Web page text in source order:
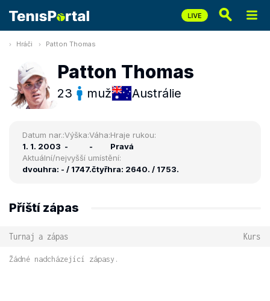
Hráči Patton Thomas
Patton Thomas
23 muž Austrálie
Datum nar.:
1. 1. 2003
Výška:
-
Váha:
-
Hraje rukou:
Pravá
Aktuální/nejvyšší umístění:
dvouhra: - / 1747.čtyřhra: 2640. / 1753.
Příští zápas
Turnaj a zápas Kurs
Žádné nadcházející zápasy.